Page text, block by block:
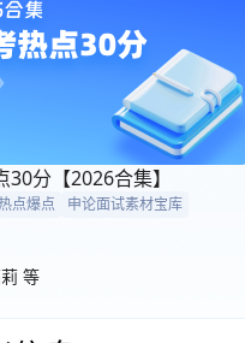
30分【2026合集】
点爆点 申论面试素材宝库
等